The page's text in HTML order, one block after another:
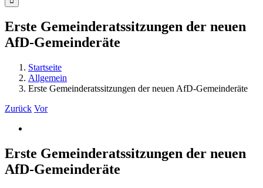
Erste Gemeinderatssitzungen der neuen
AfD-Gemeinderäte
Startseite
Allgemein
Erste Gemeinderatssitzungen der neuen AfD-Gemeinderäte
Zurück Vor
Bild
Erste Gemeinderatssitzungen der neuen
AfD-Gemeinderäte